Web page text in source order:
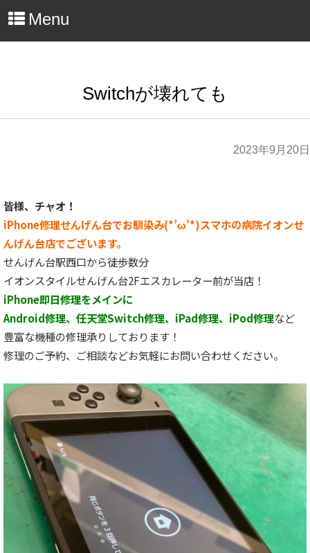
Menu
Switchが壊れても
2023年9月20日
皆様、チャオ！
iPhone修理せんげん台でお馴染み(*’ω’*)スマホの病院イオンせ
んげん台店でございます。
せんげん台駅西口から徒歩数分
イオンスタイルせんげん台2Fエスカレーター前が当店！
iPhone即日修理をメインに
Android修理、任天堂Switch修理、iPad修理、iPod修理など
豊富な機種の修理承りしております！
修理のご予約、ご相談などお気軽にお問い合わせください。